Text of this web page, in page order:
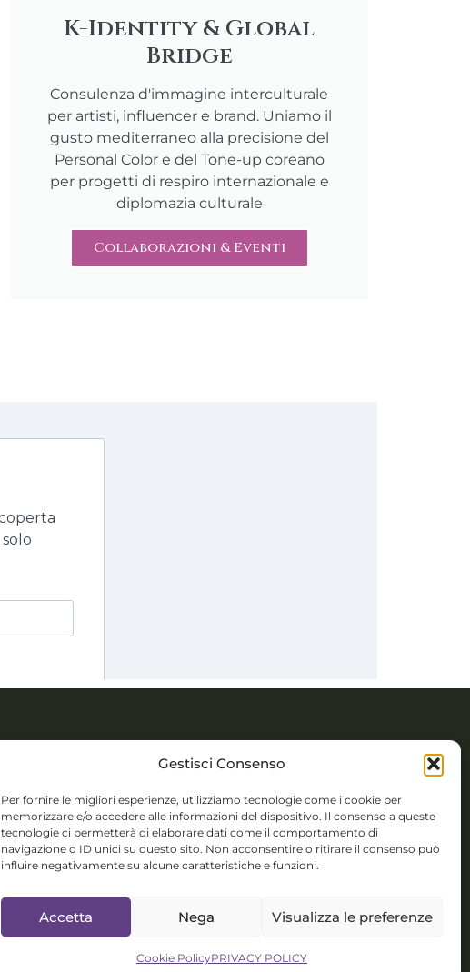
Gestisci Consenso
Per fornire le migliori esperienze, utilizziamo tecnologie come i cookie per
memorizzare e/o accedere alle informazioni del dispositivo. Il consenso a queste
tecnologie ci permetterà di elaborare dati come il comportamento di
navigazione o ID unici su questo sito. Non acconsentire o ritirare il consenso può
influire negativamente su alcune caratteristiche e funzioni.
Accetta Nega Visualizza le preferenze
Cookie PolicyPRIVACY POLICY
K-Identity & Global
Bridge
Consulenza d'immagine interculturale
per artisti, influencer e brand. Uniamo il
gusto mediterraneo alla precisione del
Personal Color e del Tone-up coreano
per progetti di respiro internazionale e
diplomazia culturale
Collaborazioni & Eventi
Orzinuovi (BS)
Email:
holisticcolorsystem@gmail.com
Collabs: Disponibile per
progetti interculturali,
festival e talent